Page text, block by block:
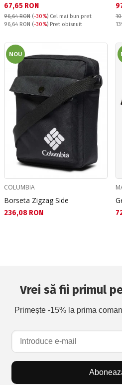
Текуща цена:
67,65 RON
96,64 RON (-30%) Cel mai bun pret
Pret obisnuit:
96,64 RON (-30%) Pret obisnuit
NOU
COLUMBIA
Borseta Zigzag Side
Текуща цена:
236,08 RON
Vrei să fii primul
Primește -15% la prima